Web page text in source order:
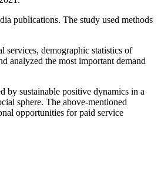
publications. The study used methods
services, demographic statistics of
analyzed the most important demand
by sustainable positive dynamics in a
sphere. The above-mentioned
opportunities for paid service